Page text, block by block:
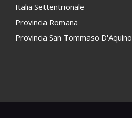
Italia Settentrionale
Provincia Romana
Provincia San Tommaso D'Aquino